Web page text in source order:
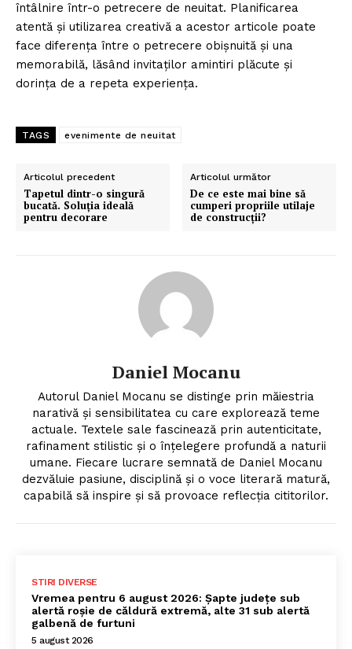
întâlnire într-o petrecere de neuitat. Planificarea
atentă și utilizarea creativă a acestor articole poate
face diferența între o petrecere obișnuită și una
memorabilă, lăsând invitaților amintiri plăcute și
dorința de a repeta experiența.
TAGS evenimente de neuitat
Articolul precedent
Tapetul dintr-o singură
bucată. Soluția ideală
pentru decorare
Articolul următor
De ce este mai bine să
cumperi propriile utilaje
de construcții?
Daniel Mocanu
Autorul Daniel Mocanu se distinge prin măiestria
narativă și sensibilitatea cu care explorează teme
actuale. Textele sale fascinează prin autenticitate,
rafinament stilistic și o înțelegere profundă a naturii
umane. Fiecare lucrare semnată de Daniel Mocanu
dezvăluie pasiune, disciplină și o voce literară matură,
capabilă să inspire și să provoace reflecția cititorilor.
STIRI DIVERSE
Vremea pentru 6 august 2026: Șapte județe sub
alertă roșie de căldură extremă, alte 31 sub alertă
galbenă de furtuni
5 august 2026